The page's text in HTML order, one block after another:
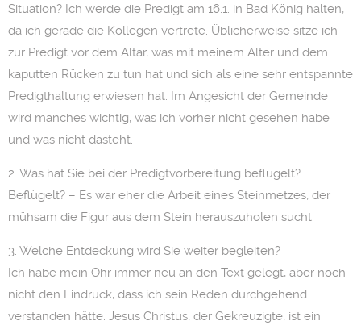
Situation? Ich werde die Predigt am 16.1. in Bad König halten,
da ich gerade die Kollegen vertrete. Üblicherweise sitze ich
zur Predigt vor dem Altar, was mit meinem Alter und dem
kaputten Rücken zu tun hat und sich als eine sehr entspannte
Predigthaltung erwiesen hat. Im Angesicht der Gemeinde
wird manches wichtig, was ich vorher nicht gesehen habe
und was nicht dasteht.
2. Was hat Sie bei der Predigtvorbereitung beflügelt?
Beflügelt? – Es war eher die Arbeit eines Steinmetzes, der
mühsam die Figur aus dem Stein herauszuholen sucht.
3. Welche Entdeckung wird Sie weiter begleiten?
Ich habe mein Ohr immer neu an den Text gelegt, aber noch
nicht den Eindruck, dass ich sein Reden durchgehend
verstanden hätte. Jesus Christus, der Gekreuzigte, ist ein